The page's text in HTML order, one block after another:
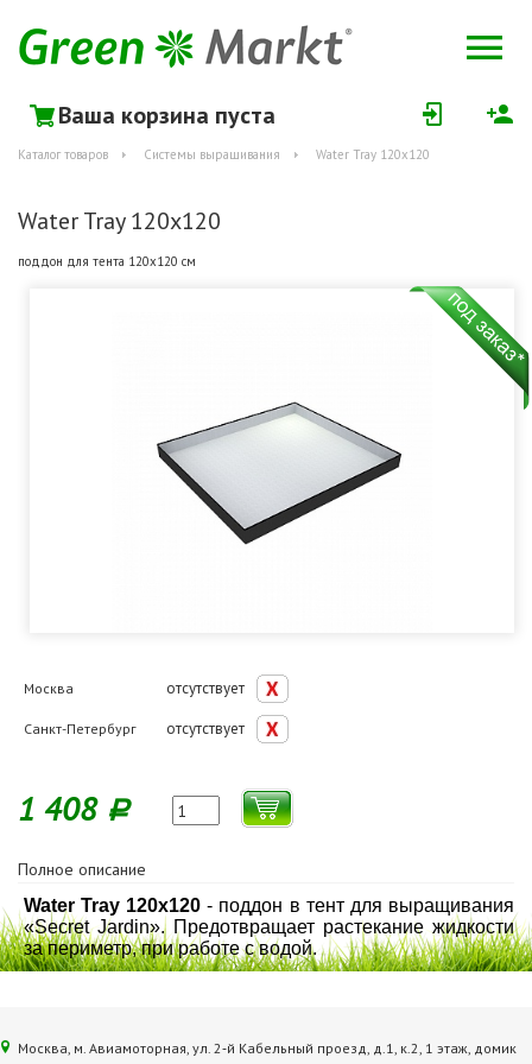
Ваша корзина пуста
Каталог товаров Системы выращивания Water Tray 120x120
Water Tray 120x120
поддон для тента 120х120 см
Москва отсутствует
Санкт-Петербург отсутствует
1 408 Р
Полное описание
Water Tray 120х120 - поддон в тент для выращивания
«Secret Jardin». Предотвращает растекание жидкости
за периметр, при работе с водой.
Москва, м. Авиамоторная, ул. 2‑й Кабельный проезд, д.1, к.2, 1 этаж, домик